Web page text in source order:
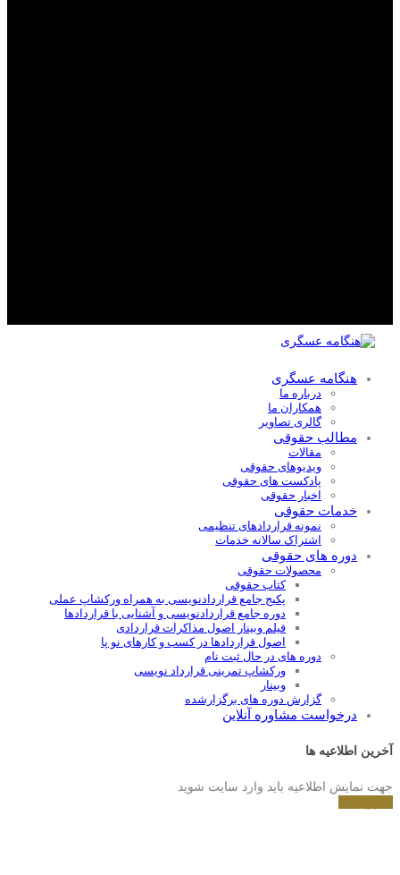
هنگامه عسگری
درباره ما
همکاران ما
گالری تصاویر
مطالب حقوقی
مقالات
ویدیوهای حقوقی
پادکست های حقوقی
اخبار حقوقی
خدمات حقوقی
نمونه قراردادهای تنظیمی
اشتراک سالانه خدمات
دوره های حقوقی
محصولات حقوقی
کتاب حقوقی
پکیج جامع قراردادنویسی به همراه ورکشاپ عملی
دوره جامع قراردادنويسی و آشنايی با قراردادها
فیلم وبینار اصول مذاکرات قراردادی
اصول قراردادها در کسب و کارهای نو پا
دوره های در حال ثبت نام
ورکشاپ تمرینی قرارداد نویسی
وبینار
گزارش دوره های برگزارشده
درخواست مشاوره آنلاین
آخرین اطلاعیه ها
جهت نمایش اطلاعیه باید وارد سایت شوید